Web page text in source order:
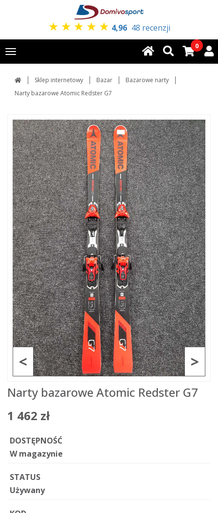
★ ★ ★ ★ ★ 4,96 48 recenzji
Toggle
navigation
0
Sklep internetowy Bazar
Bazarowe narty
Narty bazarowe Atomic Redster G7
>
<
Narty bazarowe Atomic Redster G7
1 462 zł
DOSTĘPNOŚĆ
W magazynie
STATUS
Używany